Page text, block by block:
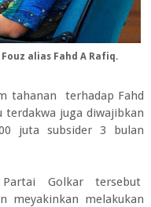
alias Fahd A Rafiq.
tahanan terhadap Fahd
terdakwa juga diwajibkan
juta subsider 3 bulan
Golkar tersebut
meyakinkan melakukan